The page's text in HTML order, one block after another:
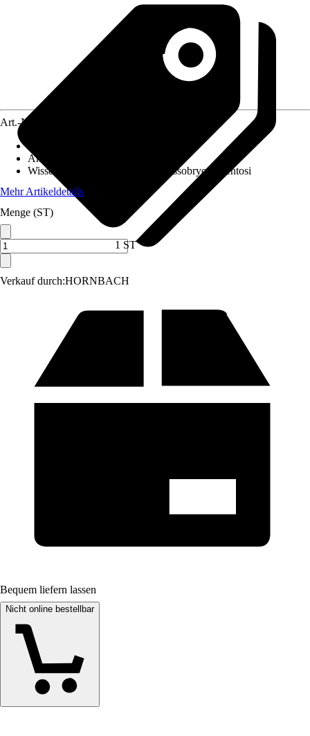
Verkauf durch:HORNBACH
Art.-Nr.
Anwendungsbereich
Wissenschaftlicher Name
Hyphessobrycon bentosi
Mehr Artikeldetails
Menge (ST)
1 ST
Bequem liefern lassen
Nicht online bestellbar